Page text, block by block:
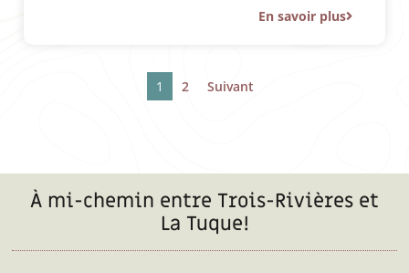
En savoir plus
1 2 Suivant
À mi-chemin entre Trois-Rivières et
La Tuque!